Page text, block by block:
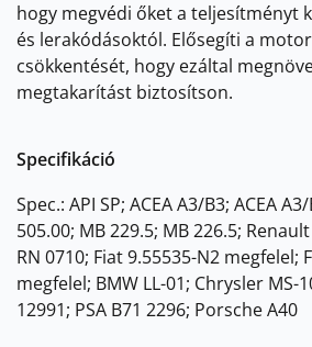
hogy megvédi őket a teljesítményt
és lerakódásoktól. Elősegíti a
csökkentését, hogy ezáltal
megtakarítást biztosítson.
Specifikáció
Spec.: API SP; ACEA A3/B3; ACEA
505.00; MB 229.5; MB 226.5;
RN 0710; Fiat 9.55535-N2 megfelel;
megfelel; BMW LL-01; Chrysler MS-
12991; PSA B71 2296; Porsche A40